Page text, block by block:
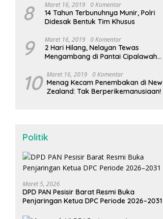
8 Maret 16, 2019 0 Komentar
14 Tahun Terbunuhnya Munir, Polri
Didesak Bentuk Tim Khusus
9 Maret 16, 2019 0 Komentar
2 Hari Hilang, Nelayan Tewas
Mengambang di Pantai Cipalawah
10 Maret 16, 2019 0 Komentar
Menag Kecam Penembakan di New
Zealand: Tak Berperikemanusiaan!
Politik
Maret 5, 2026
DPD PAN Pesisir Barat Resmi Buka
Penjaringan Ketua DPC Periode 2026–2031